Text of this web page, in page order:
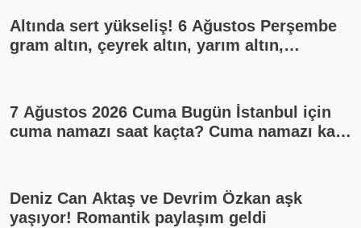
Altında sert yükseliş! 6 Ağustos Perşembe
gram altın, çeyrek altın, yarım altın,
7 Ağustos 2026 Cuma Bugün İstanbul için
cuma namazı saat kaçta? Cuma namazı kaç
Deniz Can Aktaş ve Devrim Özkan aşk
yaşıyor! Romantik paylaşım geldi